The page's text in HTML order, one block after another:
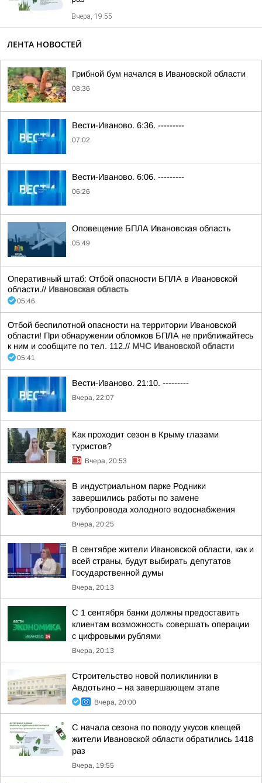
Вчера, 19:55
ЛЕНТА НОВОСТЕЙ
Грибной бум начался в Ивановской области
08:36
Вести-Иваново. 6:36. ---------
07:02
Вести-Иваново. 6:06. ---------
06:26
Оповещение БПЛА Ивановская область
05:49
Оперативный штаб: Отбой опасности БПЛА в Ивановской
области.// Ивановская область
05:46
Отбой беспилотной опасности на территории Ивановской
области! При обнаружении обломков БПЛА не приближайтесь
к ним и сообщите по тел. 112.// МЧС Ивановской области
05:41
Вести-Иваново. 21:10. ---------
Вчера, 22:07
Как проходит сезон в Крыму глазами
туристов?
Вчера, 20:53
В индустриальном парке Родники
завершились работы по замене
трубопровода холодного водоснабжения
Вчера, 20:25
В сентябре жители Ивановской области, как и
всей страны, будут выбирать депутатов
Государственной думы
Вчера, 20:13
С 1 сентября банки должны предоставить
клиентам возможность совершать операции
с цифровыми рублями
Вчера, 20:13
Строительство новой поликлиники в
Авдотьино – на завершающем этапе
Вчера, 20:00
С начала сезона по поводу укусов клещей
жители Ивановской области обратились 1418
раз
Вчера, 19:55